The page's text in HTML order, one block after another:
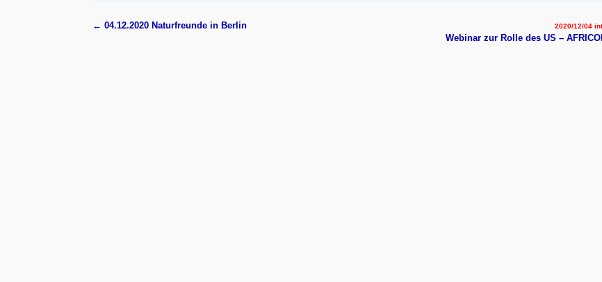
← 04.12.2020 Naturfreunde in Berlin 2020/12/04
Webinar zur Rolle des US –